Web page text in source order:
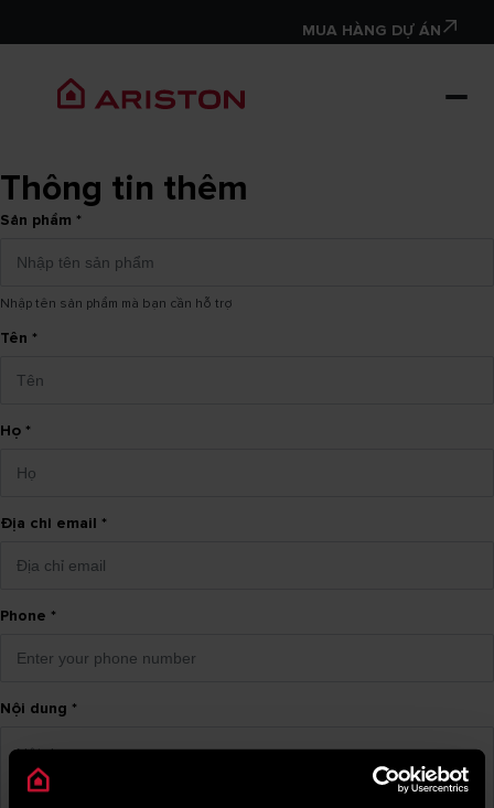
MUA HÀNG DỰ ÁN
Thông tin thêm
Sản phẩm *
Nhập tên sản phẩm mà bạn cần hỗ trợ
Tên *
Họ *
Địa chỉ email *
Phone *
Nội dung *